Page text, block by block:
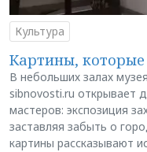
Культура
Картины, которые
В небольших залах
sibnovosti.ru открывает
мастеров: экспозиция
заставляя забыть о
картины рассказывают